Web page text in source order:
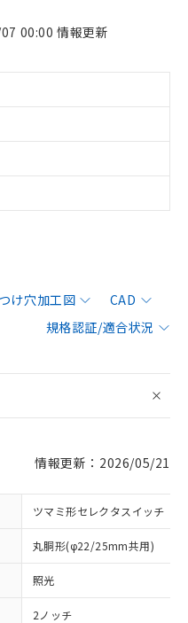
00:00 情報更新
け穴加工図
CAD
規格認証/適合状況
情報更新：2026/05/21
ツマミ形セレクタスイッチ
丸胴形(φ22/25mm共用)
照光
2ノッチ